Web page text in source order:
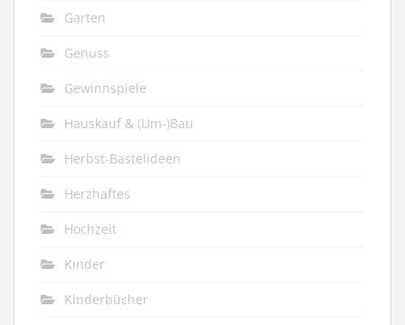
Garten
Genuss
Gewinnspiele
Hauskauf & (Um-)Bau
Herbst-Bastelideen
Herzhaftes
Hochzeit
Kinder
Kinderbücher